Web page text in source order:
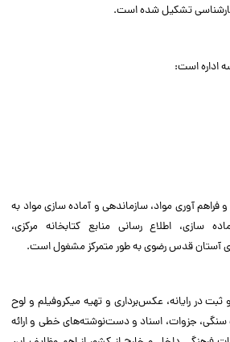
تشکیل شده است.
آوری مواد، سازماندهی و آماده سازی مواد به
سازی، اطلاع رسانی منابع کتابخانه مرکزی،
آستان قدس رضوی به طور متمرکز مشغول است.
ثبت در رایانه، عکس‌برداری و تهیه میکروفیلم و لوح
جزوات، اسناد و دست‌نوشته‌های خطی و ارائه